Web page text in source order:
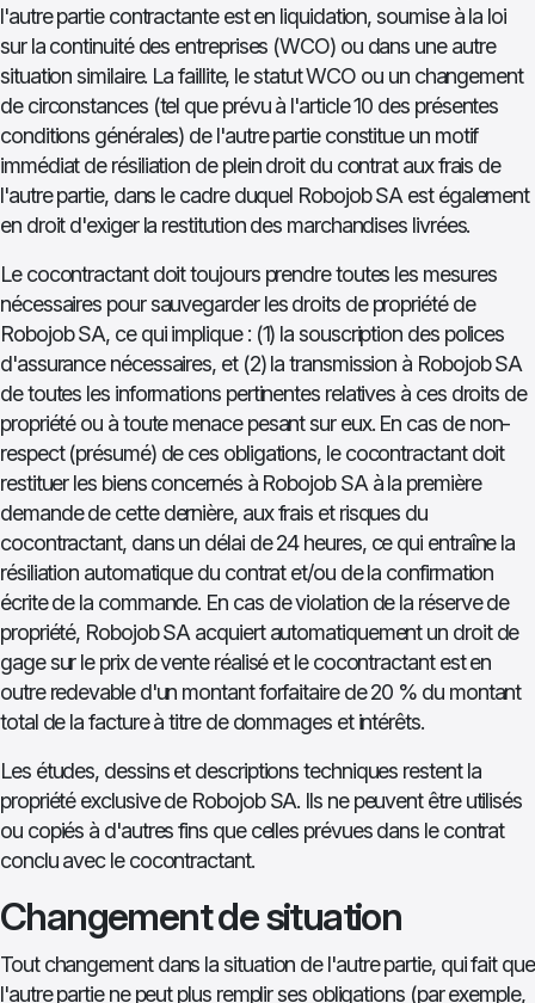
l'autre partie contractante est en liquidation, soumise à la loi
sur la continuité des entreprises (WCO) ou dans une autre
situation similaire. La faillite, le statut WCO ou un changement
de circonstances (tel que prévu à l'article 10 des présentes
conditions générales) de l'autre partie constitue un motif
immédiat de résiliation de plein droit du contrat aux frais de
l'autre partie, dans le cadre duquel Robojob SA est également
en droit d'exiger la restitution des marchandises livrées.
Le cocontractant doit toujours prendre toutes les mesures
nécessaires pour sauvegarder les droits de propriété de
Robojob SA, ce qui implique : (1) la souscription des polices
d'assurance nécessaires, et (2) la transmission à Robojob SA
de toutes les informations pertinentes relatives à ces droits de
propriété ou à toute menace pesant sur eux. En cas de non-
respect (présumé) de ces obligations, le cocontractant doit
restituer les biens concernés à Robojob SA à la première
demande de cette dernière, aux frais et risques du
cocontractant, dans un délai de 24 heures, ce qui entraîne la
résiliation automatique du contrat et/ou de la confirmation
écrite de la commande. En cas de violation de la réserve de
propriété, Robojob SA acquiert automatiquement un droit de
gage sur le prix de vente réalisé et le cocontractant est en
outre redevable d'un montant forfaitaire de 20 % du montant
total de la facture à titre de dommages et intérêts.
Les études, dessins et descriptions techniques restent la
propriété exclusive de Robojob SA. Ils ne peuvent être utilisés
ou copiés à d'autres fins que celles prévues dans le contrat
conclu avec le cocontractant.
Changement de situation
Tout changement dans la situation de l'autre partie, qui fait que
l'autre partie ne peut plus remplir ses obligations (par exemple,